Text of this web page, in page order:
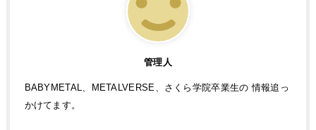
管理人
BABYMETAL、METALVERSE、さくら学院卒業生の 情報追っ
かけてます。